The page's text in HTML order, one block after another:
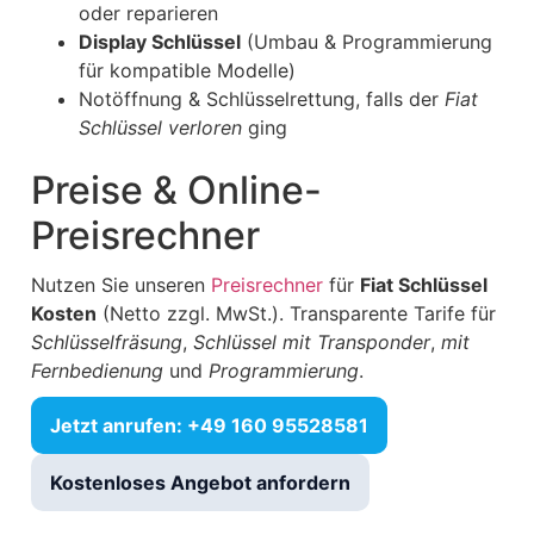
oder reparieren
Display Schlüssel (Umbau & Programmierung
für kompatible Modelle)
Notöffnung & Schlüsselrettung, falls der Fiat
Schlüssel verloren ging
Preise & Online-
Preisrechner
Nutzen Sie unseren Preisrechner für Fiat Schlüssel
Kosten (Netto zzgl. MwSt.). Transparente Tarife für
Schlüsselfräsung, Schlüssel mit Transponder, mit
Fernbedienung und Programmierung.
Jetzt anrufen: +49 160 95528581
Kostenloses Angebot anfordern